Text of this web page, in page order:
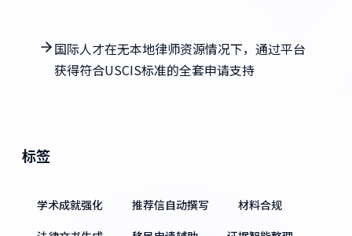
国际人才在无本地律师资源情况下，通过平台
获得符合USCIS标准的全套申请支持
标签
学术成就强化 推荐信自动撰写
材料合规